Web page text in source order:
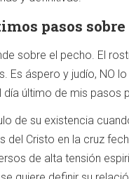
pasos
sobre el pecho. El
Es áspero y judío, NO
último de mis pasos
de su existencia
del Cristo en la cruz
de alta tensión